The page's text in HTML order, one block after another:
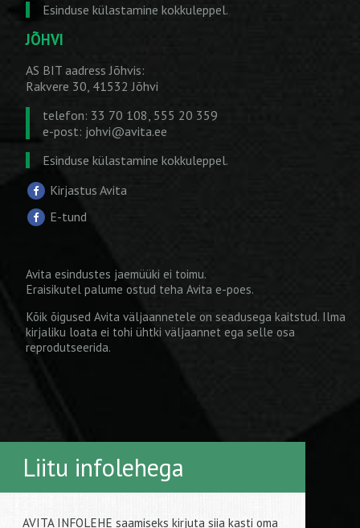
Esinduse külastamine kokkuleppel.
JÕHVI
AS BIT aadress Jõhvis:
Rakvere 30, 41532 Jõhvi
telefon: 33 70 108, 555 20 359
e-post: johvi@avita.ee
Esinduse külastamine kokkuleppel.
Kirjastus Avita
E-tund
Avita esindustes jaemüüki ei toimu.
Eraisikutel palume ostud teha Avita e-poes.
Kõik õigused Avita väljaannetele on seadusega kaitstud. Ilma
kirjaliku loata ei tohi ühtki väljaannet ega selle osa
reprodutseerida.
Liitu infolehega
AVITA INFOLEHE saamiseks kirjuta siia kasti oma